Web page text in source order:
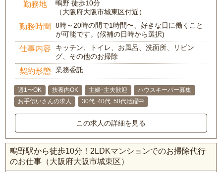
勤務地
鴫野 徒歩10分
（大阪府大阪市城東区付近）
勤務時間
8時～20時の間で1時間〜、好きな日に働くこと
が可能です。(候補の日時から選択)
仕事内容
キッチン、トイレ、お風呂、洗面所、リビン
グ、その他のお掃除
契約形態 業務委託
週1〜OK 扶養内OK 主婦･主夫歓迎
ハウスキーパー募集
お手伝いさんの求人
30代･40代･50代活躍中
この求人の詳細を見る
鴫野駅から徒歩10分！2LDKマンションでのお掃除代行
のお仕事（大阪府大阪市城東区）